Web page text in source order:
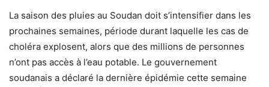
La saison des pluies au Soudan doit s’intensifier dans les
prochaines semaines, période durant laquelle les cas de
choléra explosent, alors que des millions de personnes
n’ont pas accès à l’eau potable. Le gouvernement
soudanais a déclaré la dernière épidémie cette semaine